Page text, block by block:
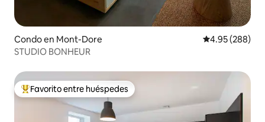
Condo en Mont-Dore Calificación
4.95 (288)
STUDIO BONHEUR
Favorito entre huéspedes preferido
Favorito entre huéspedes